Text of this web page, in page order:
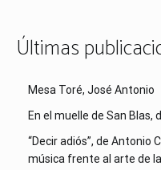
Últimas
Mesa Toré, José Antonio
En el muelle de San Blas,
“Decir adiós”, de Antonio
música frente al arte de